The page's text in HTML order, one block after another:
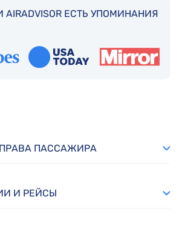
ЕСТЬ УПОМИНАНИЯ
ПАССАЖИРА
И РЕЙСЫ